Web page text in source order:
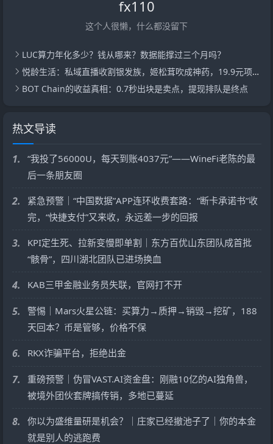
fx110
这个人很懒，什么都没留下
LUC算力年化多少？钱从哪来？数据能撑过三个月吗？
悦龄生活：私域直播收割银发族，姬松茸吹成神药，19.9元项链敢称真玉
BOT Chain的收益真相：0.7秒出块是卖点，提现排队是终点
热文导读
1.
“我投了56000U，每天到账4037元”——WineFi老陈的最
后一条朋友圈
2.
紧急预警｜“中国数据”APP连环收费套路：“断卡承诺书”收
完，“快捷支付”又来收，永远差一步的回报
3.
KPI定生死、拉新变慢即单割｜东方百优山东团队成首批
“骸骨”，四川湖北团队已进场换血
4. KAB三甲金融业务员失联，官网打不开
5.
警惕｜Mars火星公链：买算力→质押→销毁→挖矿，188
天回本？币是管够，价格不保
6. RKX诈骗平台，拒绝出金
7.
重磅预警｜伪冒VAST.AI资金盘：刚融10亿的AI独角兽，
被境外团伙套牌搞传销，多地已蔓延
8.
你以为盛维量研是机会？｜庄家已经撤池子了｜你的本金
就是别人的逃跑费